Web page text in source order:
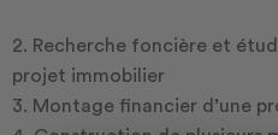
2. Recherche foncière et
projet immobilier
3. Montage financier d’une